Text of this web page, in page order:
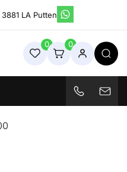
LA Putten
& Industriële
0 0